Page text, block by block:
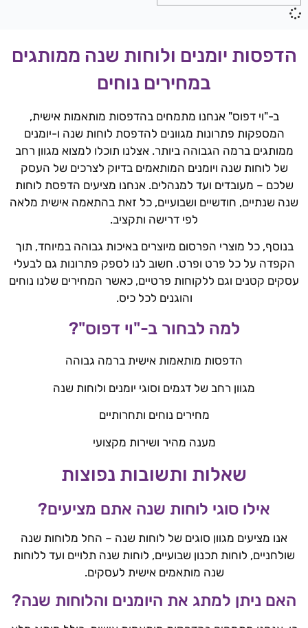
הדפסות יומנים ולוחות שנה ממותגים
במחירים נוחים
ב-"וי דפוס" אנחנו מתמחים בהדפסות מותאמות אישית,
המספקות פתרונות מגוונים להדפסת לוחות שנה ו-יומנים
ממותגים ברמה הגבוהה ביותר. אצלנו תוכלו למצוא מגוון רחב
של לוחות שנה ויומנים המותאמים בדיוק לצרכים של העסק
שלכם – מעובדים ועד למנהלים. אנחנו מציעים הדפסת לוחות
שנה שנתיים, חודשיים ושבועיים, כל זאת בהתאמה אישית מלאה
לפי דרישה ותקציב.
בנוסף, כל מוצרי הפרסום מיוצרים באיכות גבוהה במיוחד, תוך
הקפדה על כל פרט ופרט. חשוב לנו לספק פתרונות גם לבעלי
עסקים קטנים וגם ללקוחות פרטיים, כאשר המחירים שלנו נוחים
והוגנים לכל כיס.
למה לבחור ב-"וי דפוס"?
הדפסות מותאמות אישית ברמה גבוהה
מגוון רחב של דגמים וסוגי יומנים ולוחות שנה
מחירים נוחים ותחרותיים
מענה מהיר ושירות מקצועי
שאלות ותשובות נפוצות
אילו סוגי לוחות שנה אתם מציעים?
אנו מציעים מגוון סוגים של לוחות שנה – החל מלוחות שנה
שולחניים, לוחות תכנון שבועיים, לוחות שנה תלויים ועד ללוחות
שנה מותאמים אישית לעסקים.
האם ניתן למתג את היומנים והלוחות שנה?